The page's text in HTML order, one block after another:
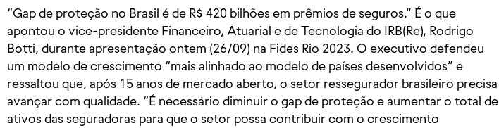
“Gap de proteção no Brasil é de R$ 420 bilhões em prêmios de seguros.” É o que
apontou o vice-presidente Financeiro, Atuarial e de Tecnologia do IRB(Re), Rodrigo
Botti, durante apresentação ontem (26/09) na Fides Rio 2023. O executivo defendeu
um modelo de crescimento “mais alinhado ao modelo de países desenvolvidos” e
ressaltou que, após 15 anos de mercado aberto, o setor ressegurador brasileiro precisa
avançar com qualidade. “É necessário diminuir o gap de proteção e aumentar o total de
ativos das seguradoras para que o setor possa contribuir com o crescimento